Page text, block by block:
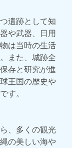
遺跡として知
や武器、日用
は当時の生活
また、城跡全
存と研究が進
王国の歴史や
す。
、多くの観光
の美しい海や